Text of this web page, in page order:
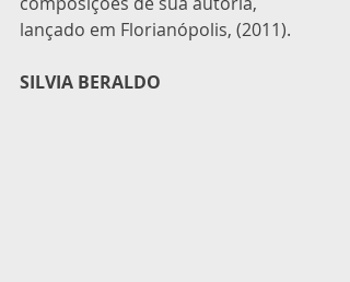
lançado em Florianópolis, (2011).
SILVIA BERALDO